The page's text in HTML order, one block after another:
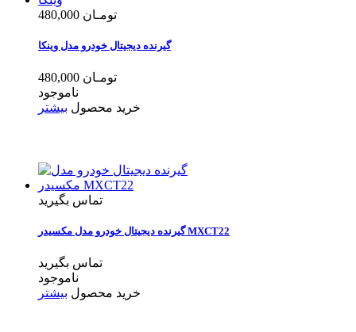
480,000 تومـان
گیرنده دیجیتال خودرو مدل وینکا
480,000 تومـان
ناموجود
خرید محصول بیشتر
تماس بگیرید
گیرنده دیجیتال خودرو مدل مکسیدر MXCT22
تماس بگیرید
ناموجود
خرید محصول بیشتر